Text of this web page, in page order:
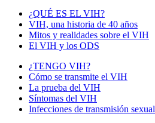
¿QUÉ ES EL VIH?
VIH, una historia de 40 años
Mitos y realidades sobre el VIH
El VIH y los ODS
¿TENGO VIH?
Cómo se transmite el VIH
La prueba del VIH
Síntomas del VIH
Infecciones de transmisión sexual